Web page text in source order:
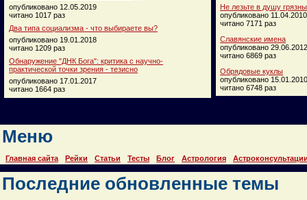
опубликовано 12.05.2019
читано 1017 раз
Два типа социализма - что выбираете вы?
опубликовано 19.01.2018
читано 1209 раз
Обнаружение "ДНК Бога": критика с научно-
практической точки зрения - тезисно
опубликовано 17.01.2017
читано 1664 раз
Не лезьте в душу
опубликовано 11.04.2010
читано 7171 раз
Славянские имена
опубликовано 29.06.2012
читано 6869 раз
Обрядовые куклы
опубликовано 15.01.2010
читано 6748 раз
Меню
Главная сайта Рейки Статьи Тесты Блог Астрология
Последние обновленные темы